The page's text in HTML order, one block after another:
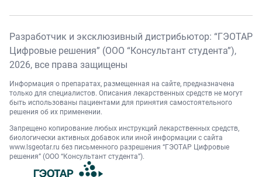
Разработчик и эксклюзивный дистрибьютор: “ГЭОТАР
Цифровые решения” (ООО “Консультант студента”),
2026, все права защищены
Информация о препаратах, размещенная на сайте, предназначена
только для специалистов. Описания лекарственных средств не могут
быть использованы пациентами для принятия самостоятельного
решения об их применении.
Запрещено копирование любых инструкций лекарственных средств,
биологически активных добавок или иной информации с сайта
www.lsgeotar.ru без письменного разрешения “ГЭОТАР Цифровые
решения” (ООО “Консультант студента”).